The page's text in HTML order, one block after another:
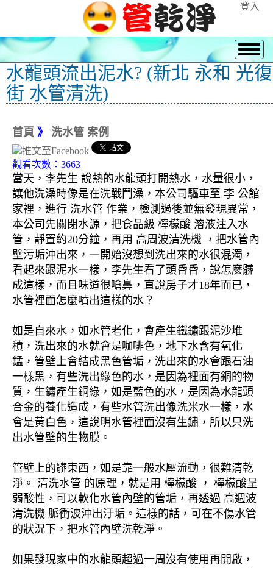
登入
水龍頭流出泥水? (新北 永和 光復
街 水管清洗)
首頁 》 洗水管 案例
觀看次數：3663
當天，李先生 說熱的水龍頭打開熱水，水量很小，
讓他洗澡時像是在洗戰鬥澡，本公司驅車至 李 公館
家裡，進行 洗水管 作業，檢測過後並無發現異常，
本公司先關閉水源，把食品級 檸檬酸 溶液注入水
管，靜置約20分鐘，再用 高周波清洗機 ，把水管內
壁污垢沖出來，一開始沒想到洗出來的水很混濁，
看起來跟泥水一樣，李先生看了頭昏昏，說怎麼髒
成這樣，而且味道很嗆鼻，直說房子才18年而已，
水管裡面怎麼噴出這樣的水？
如是自來水，如水管老化，會產生鐵鏽跟泥沙堆
積，洗出來的水就會是咖啡色，地下水含有氧化
錳，管壁上會結成黑色管垢，洗出來的水會跟石油
一樣黑，有些洗出綠色的水，是因為裡面有銅的物
質，生鏽產生銅綠，如是藍色的水，是因為水龍頭
合金的養化造成，有些水管洗出像洗米水一樣，水
會是黃白色，這說明水管裡面沒有生鏽，所以只洗
出水管壁的生物膜。
管壁上的髒東西，如是靠一般水壓流動，很難清乾
淨。 清洗水管 的原理，就是用 檸檬酸 ， 檸檬酸呈
弱酸性，可以軟化水管內壁的管垢，再透過 高週波
清洗機 脈衝波沖出汙垢。這樣的話，可在不傷水管
的狀況下，把水管內壁洗乾淨。
如果發現家中的水龍頭超過一周沒有使用再開啟，